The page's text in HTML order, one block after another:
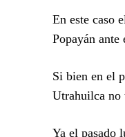
En este caso
Popayán
Si bien en el
Utrahuilca no
Ya el pasado